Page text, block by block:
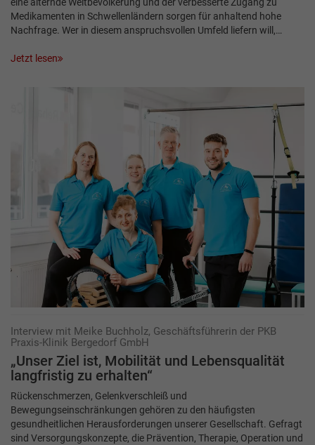
Medikamenten in Schwellenländern sorgen für anhaltend hohe
Nachfrage. Wer in diesem anspruchsvollen Umfeld liefern will,…
Jetzt lesen
Interview mit Meike Buchholz, Geschäftsführerin der PKB
Praxis-Klinik Bergedorf GmbH
„Unser Ziel ist, Mobilität und Lebensqualität
langfristig zu erhalten“
Rückenschmerzen, Gelenkverschleiß und
Bewegungseinschränkungen gehören zu den häufigsten
gesundheitlichen Herausforderungen unserer Gesellschaft. Gefragt
sind Versorgungskonzepte, die Prävention, Therapie, Operation und